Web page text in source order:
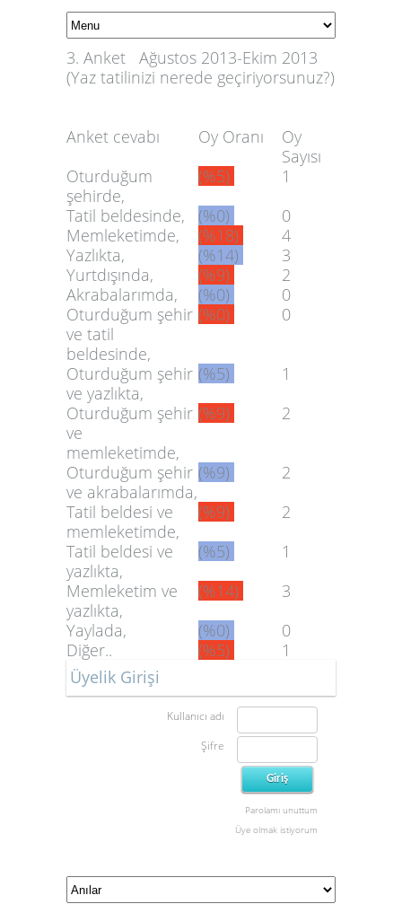
3. Anket Ağustos 2013-Ekim 2013
(Yaz tatilinizi nerede geçiriyorsunuz?)
Anket cevabı Oy Oranı
Oy
Sayısı
Oturduğum
şehirde,
(%5)
1
Tatil beldesinde,
(%0)
0
Memleketimde,
(%18)
4
Yazlıkta,
(%14)
3
Yurtdışında,
(%9)
2
Akrabalarımda,
(%0)
0
Oturduğum şehir
ve tatil
beldesinde,
(%0) 0
Oturduğum şehir
ve yazlıkta,
(%5)
1
Oturduğum şehir
ve
memleketimde,
(%9) 2
Oturduğum şehir
ve akrabalarımda,
(%9)
2
Tatil beldesi ve
memleketimde,
(%9)
2
Tatil beldesi ve
yazlıkta,
(%5)
1
Memleketim ve
yazlıkta,
(%14)
3
Yaylada,
(%0)
0
Diğer..
(%5)
1
Üyelik Girişi
Kullanıcı adı
Şifre
Parolamı unuttum
Üye olmak istiyorum